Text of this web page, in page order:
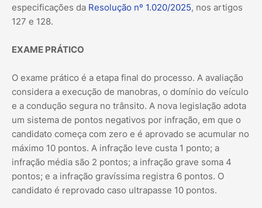
especificações da Resolução nº 1.020/2025, nos artigos
127 e 128.
EXAME PRÁTICO
O exame prático é a etapa final do processo. A avaliação
considera a execução de manobras, o domínio do veículo
e a condução segura no trânsito. A nova legislação adota
um sistema de pontos negativos por infração, em que o
candidato começa com zero e é aprovado se acumular no
máximo 10 pontos. A infração leve custa 1 ponto; a
infração média são 2 pontos; a infração grave soma 4
pontos; e a infração gravíssima registra 6 pontos. O
candidato é reprovado caso ultrapasse 10 pontos.